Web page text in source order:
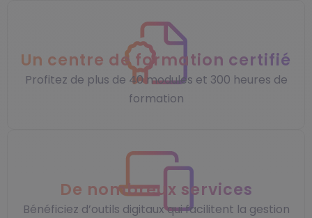
Un centre de formation certifié
Profitez de plus de 40 modules et 300 heures de
formation
De nombreux services
Bénéficiez d’outils digitaux qui facilitent la gestion